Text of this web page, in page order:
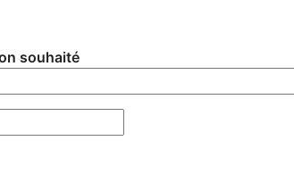
souhaité